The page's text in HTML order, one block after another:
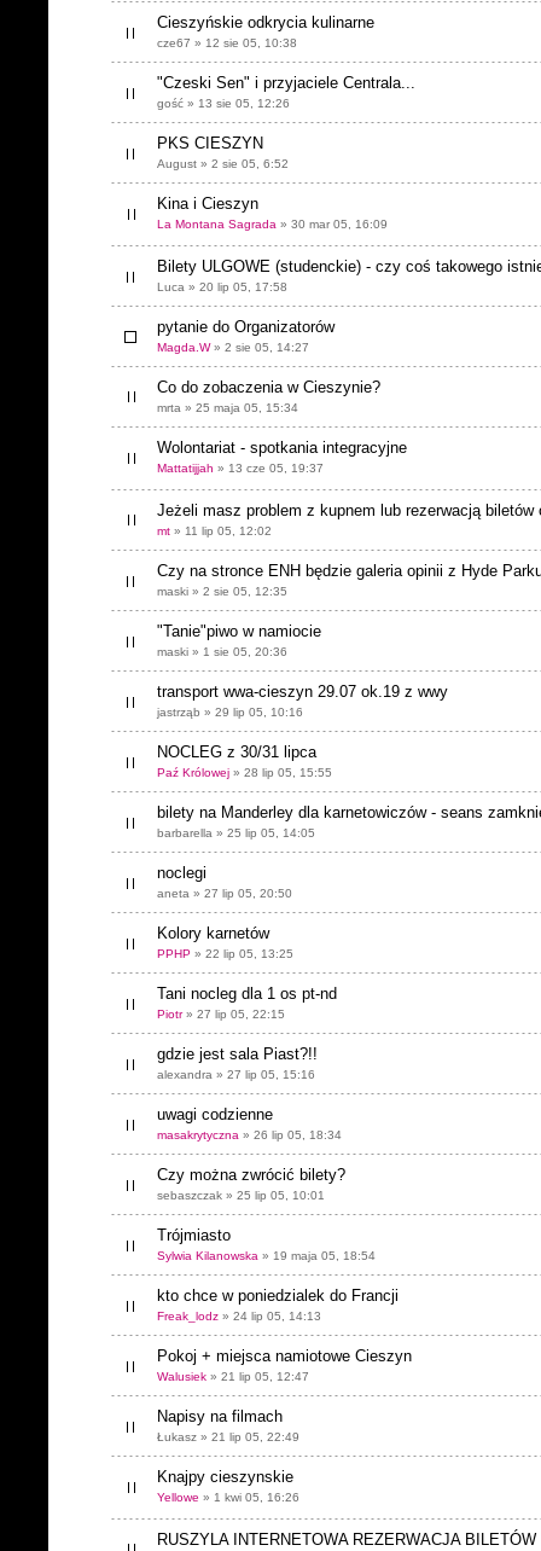
Cieszyńskie odkrycia kulinarne
cze67 » 12 sie 05, 10:38
"Czeski Sen" i przyjaciele Centrala...
gość » 13 sie 05, 12:26
PKS CIESZYN
August » 2 sie 05, 6:52
Kina i Cieszyn
La Montana Sagrada » 30 mar 05, 16:09
Bilety ULGOWE (studenckie) - czy coś takowego
Luca » 20 lip 05, 17:58
pytanie do Organizatorów
Magda.W» 2 sie 05, 14:27
Co do zobaczenia w Cieszynie?
mrta » 25 maja 05, 15:34
Wolontariat - spotkania integracyjne
Mattatijjah » 13 cze 05, 19:37
Jeżeli masz problem z kupnem lub rezerwacją biletów
mt » 11 lip 05, 12:02
Czy na stronce ENH będzie galeria opinii z Hyde
maski » 2 sie 05, 12:35
"Tanie"piwo w namiocie
maski » 1 sie 05, 20:36
transport wwa-cieszyn 29.07 ok.19 z wwy
jastrząb » 29 lip 05, 10:16
NOCLEG z 30/31 lipca
Paź Królowej » 28 lip 05, 15:55
bilety na Manderley dla karnetowiczów - seans
barbarella » 25 lip 05, 14:05
noclegi
aneta » 27 lip 05, 20:50
Kolory karnetów
PPHP » 22 lip 05, 13:25
Tani nocleg dla 1 os pt-nd
Piotr» 27 lip 05, 22:15
gdzie jest sala Piast?!!
alexandra » 27 lip 05, 15:16
uwagi codzienne
masakrytyczna » 26 lip 05, 18:34
Czy można zwrócić bilety?
sebaszczak » 25 lip 05, 10:01
Trójmiasto
Sylwia Kilanowska » 19 maja 05, 18:54
kto chce w poniedzialek do Francji
Freak_lodz » 24 lip 05, 14:13
Pokoj + miejsca namiotowe Cieszyn
Walusiek » 21 lip 05, 12:47
Napisy na filmach
Łukasz » 21 lip 05, 22:49
Knajpy cieszynskie
Yellowe » 1 kwi 05, 16:26
RUSZYLA INTERNETOWA REZERWACJA BILETÓW